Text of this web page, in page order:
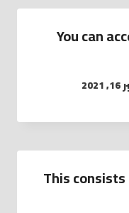
You can
This